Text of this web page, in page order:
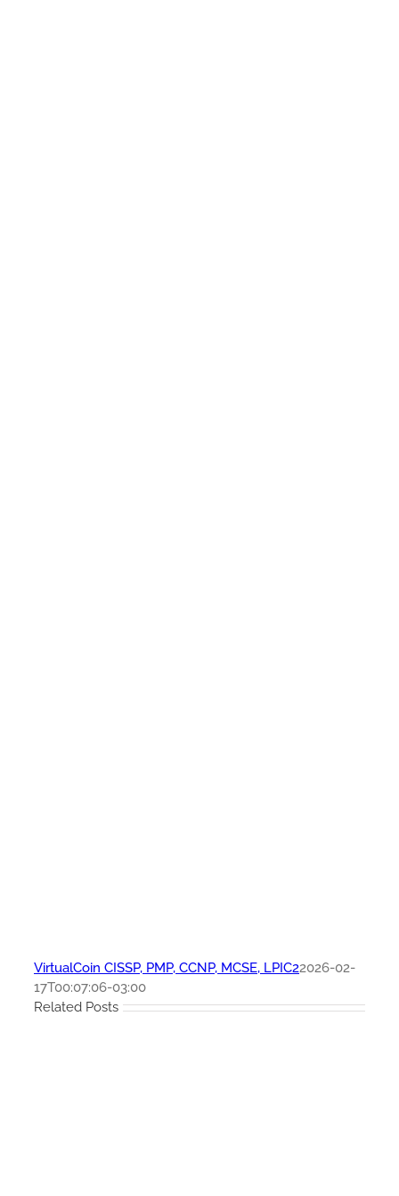
VirtualCoin CISSP, PMP, CCNP, MCSE, LPIC22026-02-
17T00:07:06-03:00
Related Posts